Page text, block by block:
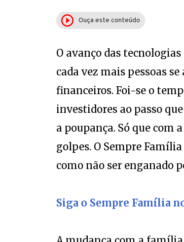
Ouça este conteúdo
cada vez mais pessoas
financeiros. Foi-se o
investidores ao passo
a poupança. Só que
golpes. O Sempre
como não ser enganado